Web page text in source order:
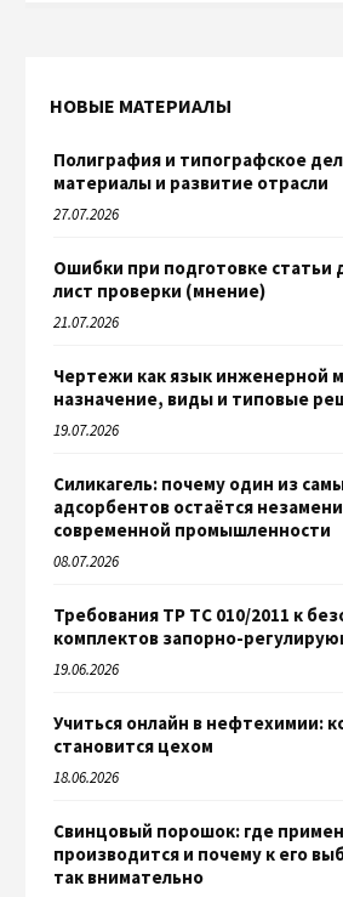
НОВЫЕ МАТЕРИАЛЫ
Полиграфия и типографское
материалы и развитие отрасли
27.07.2026
Ошибки при подготовке статьи
лист проверки (мнение)
21.07.2026
Чертежи как язык инженерной
назначение, виды и типовые
19.07.2026
Силикагель: почему один из
адсорбентов остаётся
современной промышленности
08.07.2026
Требования ТР ТС 010/2011 к
комплектов запорно-
19.06.2026
Учиться онлайн в нефтехимии:
становится цехом
18.06.2026
Свинцовый порошок: где
производится и почему к его
так внимательно